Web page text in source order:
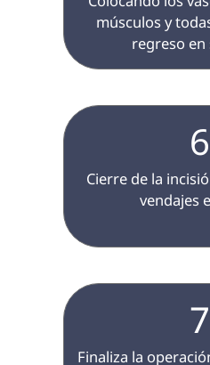
músculos y
regreso
6
vendajes
7